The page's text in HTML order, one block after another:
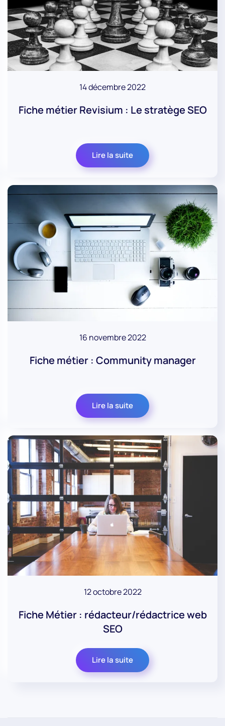
14 décembre 2022
Fiche métier Revisium : Le stratège SEO
Lire la suite
16 novembre 2022
Fiche métier : Community manager
Lire la suite
12 octobre 2022
Fiche Métier : rédacteur/rédactrice web
SEO
Lire la suite